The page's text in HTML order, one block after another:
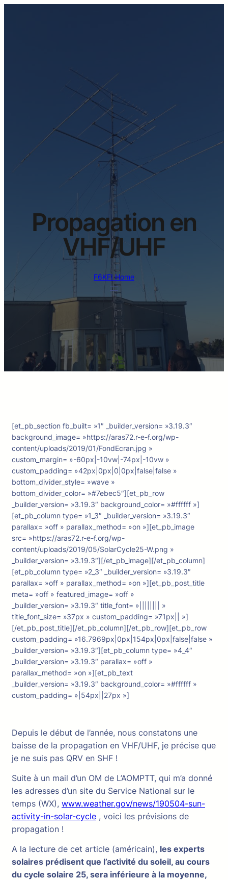
Propagation en
VHF/UHF
F6KFI Home
[et_pb_section fb_built= »1″ _builder_version= »3.19.3″
background_image= »https://aras72.r-e-f.org/wp-
content/uploads/2019/01/FondEcran.jpg »
custom_margin= »-60px|-10vw|-74px|-10vw »
custom_padding= »42px|0px|0|0px|false|false »
bottom_divider_style= »wave »
bottom_divider_color= »#7ebec5″][et_pb_row
_builder_version= »3.19.3″ background_color= »#ffffff »]
[et_pb_column type= »1_3″ _builder_version= »3.19.3″
parallax= »off » parallax_method= »on »][et_pb_image
src= »https://aras72.r-e-f.org/wp-
content/uploads/2019/05/SolarCycle25-W.png »
_builder_version= »3.19.3″][/et_pb_image][/et_pb_column]
[et_pb_column type= »2_3″ _builder_version= »3.19.3″
parallax= »off » parallax_method= »on »][et_pb_post_title
meta= »off » featured_image= »off »
_builder_version= »3.19.3″ title_font= »|||||||| »
title_font_size= »37px » custom_padding= »71px|| »]
[/et_pb_post_title][/et_pb_column][/et_pb_row][et_pb_row
custom_padding= »16.7969px|0px|154px|0px|false|false »
_builder_version= »3.19.3″][et_pb_column type= »4_4″
_builder_version= »3.19.3″ parallax= »off »
parallax_method= »on »][et_pb_text
_builder_version= »3.19.3″ background_color= »#ffffff »
custom_padding= »|54px||27px »]
Depuis le début de l’année, nous constatons une
baisse de la propagation en VHF/UHF, je précise que
je ne suis pas QRV en SHF !
Suite à un mail d’un OM de L’AOMPTT, qui m’a donné
les adresses d’un site du Service National sur le
temps (WX), www.weather.gov/news/190504-sun-
activity-in-solar-cycle , voici les prévisions de
propagation !
A la lecture de cet article (américain), les experts
solaires prédisent que l’activité du soleil, au cours
du cycle solaire 25, sera inférieure à la moyenne,